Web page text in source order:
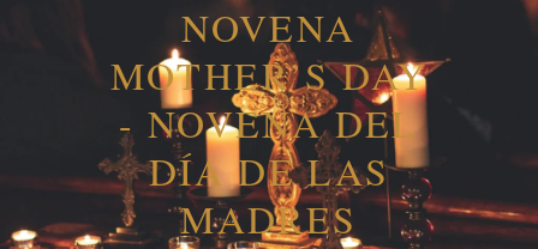
NOVENA
MOTHER’S DAY
- NOVENA DEL
DÍA DE LAS
MADRES